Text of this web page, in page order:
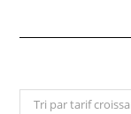
Tri par tarif